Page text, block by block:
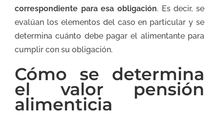
correspondiente para esa obligación. Es decir, se
evalúan los elementos del caso en particular y se
determina cuánto debe pagar el alimentante para
cumplir con su obligación.
Cómo se determina
el valor pensión
alimenticia